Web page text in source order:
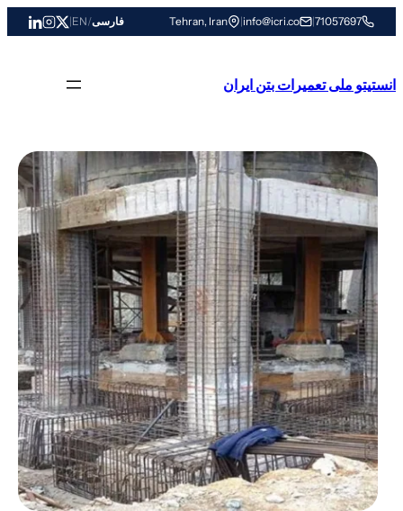
به
71057697
|
info@icri.co
|
Tehran, Iran فارسی/
EN
|
انستیتو ملی تعمیرات بتن ایران